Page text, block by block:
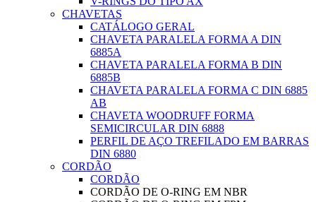
CHAVETAS
CATÁLOGO GERAL
CHAVETA PARALELA FORMA A DIN
6885A
CHAVETA PARALELA FORMA B DIN
6885B
CHAVETA PARALELA FORMA C DIN 6885
AB
CHAVETA WOODRUFF FORMA
SEMICIRCULAR DIN 6888
PERFIL DE AÇO TREFILADO EM BARRAS
DIN 6880
CORDÃO
CORDÃO
CORDÃO DE O-RING EM NBR